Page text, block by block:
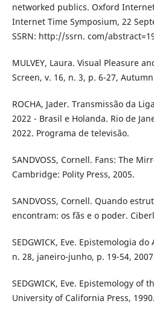
networked publics. Oxford
Internet Time Symposium, 22
SSRN: http://ssrn. com/
MULVEY, Laura. Visual Pleasure
Screen, v. 16, n. 3, p. 6-27,
ROCHA, Jader. Transmissão da
2022 - Brasil e Holanda. Rio de
2022. Programa de televisão.
SANDVOSS, Cornell. Fans: The
Cambridge: Polity Press, 2005.
SANDVOSS, Cornell. Quando
encontram: os fãs e o poder.
SEDGWICK, Eve. Epistemologia
n. 28, janeiro-junho, p. 19-54,
SEDGWICK, Eve. Epistemology of
University of California Press, 1990.